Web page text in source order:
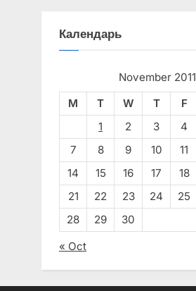
Календарь
November 2011
M
T W T F
1
2 3 4
7
8 9 10 11
14
15 16 17 18
21
22 23 24 25
28
29
30
« Oct